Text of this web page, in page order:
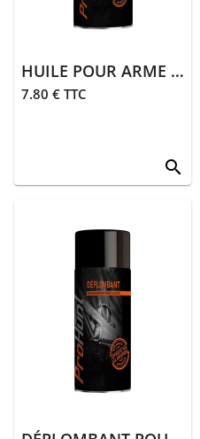
HUILE POUR ARME | AÉROSOL 200 ML
7.80 € TTC
search